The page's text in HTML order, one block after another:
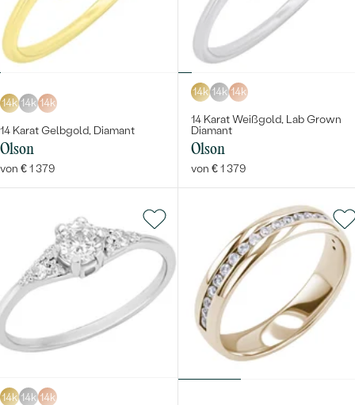
14k 14k 14k
14 Karat Gelbgold, Diamant
Olson
von € 1 379
14k 14k 14k
14 Karat Weißgold, Lab Grown
Diamant
Olson
von € 1 379
14k 14k 14k